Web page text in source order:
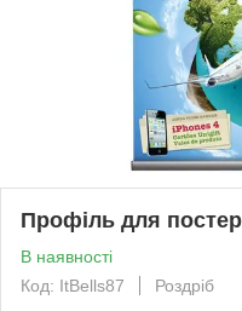
Профіль для
В наявності
Код: ItBells87
Роздріб